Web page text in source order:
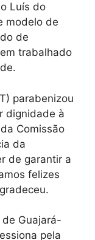
Luís do
modelo de
de
trabalhado
parabenizou
dignidade à
Comissão
da
de garantir a
felizes
Guajará-
pela